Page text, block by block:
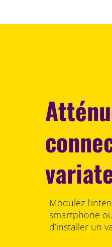
Modulez
smartphone
d’installer un